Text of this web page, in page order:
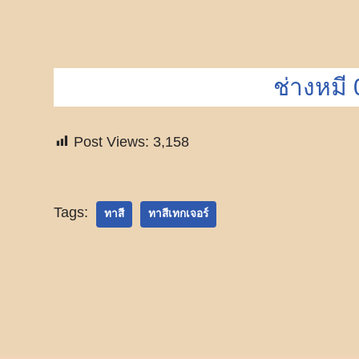
ช่างหมี
Post Views: 3,158
Tags: ทาสี ทาสีเทกเจอร์